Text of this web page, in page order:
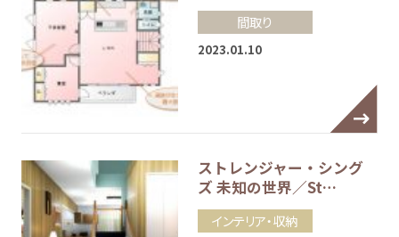
間取り
2023.01.10
ストレンジャー・シング
ズ 未知の世界／St…
インテリア・収納